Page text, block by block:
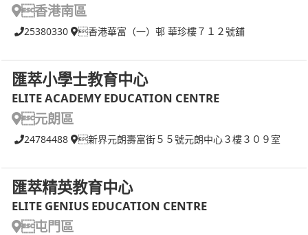
香港南區
25380330 香港華富（一）邨 華珍樓７１２號舖
匯萃小學士教育中心
ELITE ACADEMY EDUCATION CENTRE
元朗區
24784488 新界元朗壽富街５５號元朗中心３樓３０９室
匯萃精英教育中心
ELITE GENIUS EDUCATION CENTRE
屯門區